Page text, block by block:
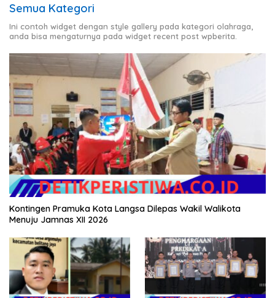
Semua Kategori
Ini contoh widget dengan style gallery pada kategori olahraga,
anda bisa mengaturnya pada widget recent post wpberita.
Kontingen Pramuka Kota Langsa Dilepas Wakil Walikota
Menuju Jamnas XII 2026